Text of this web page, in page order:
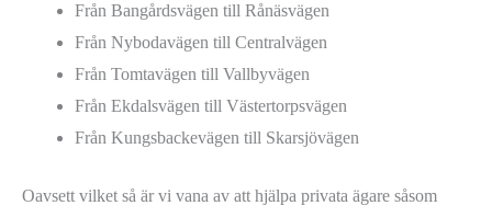
Från Bangårdsvägen till Rånäsvägen
Från Nybodavägen till Centralvägen
Från Tomtavägen till Vallbyvägen
Från Ekdalsvägen till Västertorpsvägen
Från Kungsbackevägen till Skarsjövägen
Oavsett vilket så är vi vana av att hjälpa privata ägare såsom